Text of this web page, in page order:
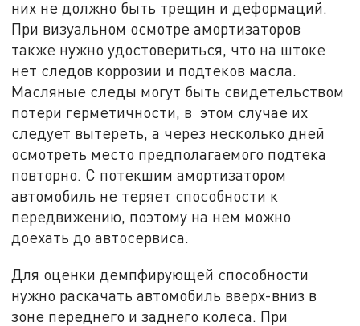
них не должно быть трещин и деформаций.
При визуальном осмотре амортизаторов
также нужно удостовериться, что на штоке
нет следов коррозии и подтеков масла.
Масляные следы могут быть свидетельством
потери герметичности, в этом случае их
следует вытереть, а через несколько дней
осмотреть место предполагаемого подтека
повторно. С потекшим амортизатором
автомобиль не теряет способности к
передвижению, поэтому на нем можно
доехать до автосервиса.
Для оценки демпфирующей способности
нужно раскачать автомобиль вверх-вниз в
зоне переднего и заднего колеса. При